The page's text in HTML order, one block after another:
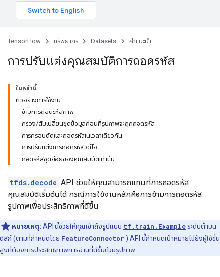
TensorFlow ทรัพยากร Datasets คำแนะนำ
การปรับแต่งคุณสมบัติการถอดรหัส
ในหน้านี้
ตัวอย่างการใช้งาน
ข้ามการถอดรหัสภาพ
กรอง/สับเปลี่ยนชุดข้อมูลก่อนที่รูปภาพจะถูกถอดรหัส
การครอบตัดและถอดรหัสในเวลาเดียวกัน
การปรับแต่งการถอดรหัสวิดีโอ
ถอดรหัสชุดย่อยของคุณสมบัติเท่านั้น
tfds.decode API ช่วยให้คุณสามารถแทนที่การถอดรหัส
คุณสมบัติเริ่มต้นได้ กรณีการใช้งานหลักคือการข้ามการถอดรหัส
รูปภาพเพื่อประสิทธิภาพที่ดีขึ้น
หมายเหตุ: API นี้ช่วยให้คุณเข้าถึงรูปแบบ tf.train.Exampleระดับต่ำบน
ดิสก์ (ตามที่กำหนดโดย FeatureConnector ) API นี้กำหนดเป้าหมายไปยังผู้ใช้ขั้น
สูงที่ต้องการประสิทธิภาพการอ่านที่ดีขึ้นด้วยรูปภาพ